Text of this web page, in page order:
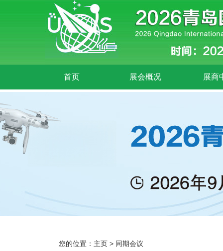
首页 展会概况 展商
您的位置： 主页 > 同期会议